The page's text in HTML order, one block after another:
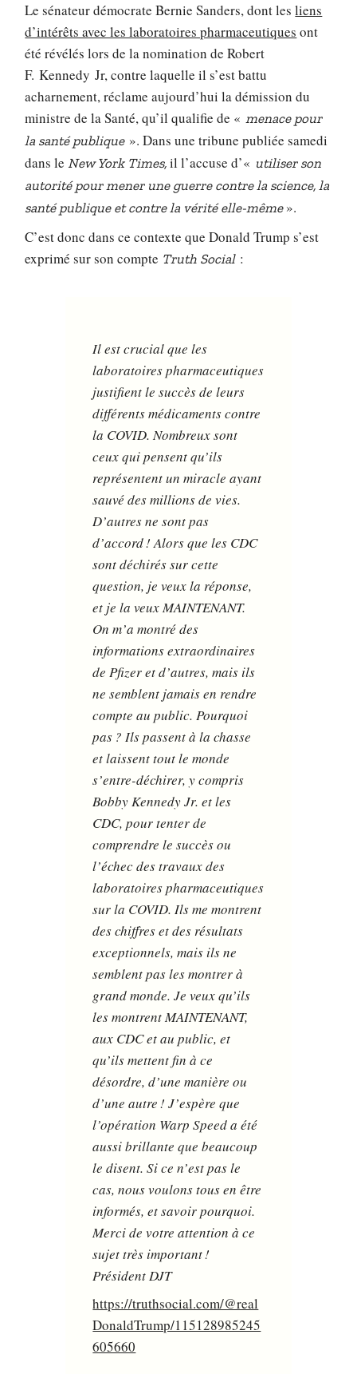
Le sénateur démocrate Bernie Sanders, dont lesliens
d’intérêts avec les laboratoires pharmaceutiques ont
été révélés lors de la nomination de Robert
F. Kennedy Jr, contre laquelle il s’est battu
acharnement, réclame aujourd’hui la démission du
ministre de la Santé, qu’il qualifie de «menace pour
la santé publique». Dans une tribune publiée samedi
dans le New York Times, il l’accuse d’« utiliser son
autorité pour mener une guerre contre la science, la
santé publique et contre la vérité elle-même ».
C’est donc dans ce contexte que Donald Trump s’est
exprimé sur son compte Truth Social:
Il est crucial que les
laboratoires pharmaceutiques
justifient le succès de leurs
différents médicaments contre
la COVID. Nombreux sont
ceux qui pensent qu’ils
représentent un miracle ayant
sauvé des millions de vies.
D’autres ne sont pas
d’accord ! Alors que les CDC
sont déchirés sur cette
question, je veux la réponse,
et je la veux MAINTENANT.
On m’a montré des
informations extraordinaires
de Pfizer et d’autres, mais ils
ne semblent jamais en rendre
compte au public. Pourquoi
pas ? Ils passent à la chasse
et laissent tout le monde
s’entre-déchirer, y compris
Bobby Kennedy Jr. et les
CDC, pour tenter de
comprendre le succès ou
l’échec des travaux des
laboratoires pharmaceutiques
sur la COVID. Ils me montrent
des chiffres et des résultats
exceptionnels, mais ils ne
semblent pas les montrer à
grand monde. Je veux qu’ils
les montrent MAINTENANT,
aux CDC et au public, et
qu’ils mettent fin à ce
désordre, d’une manière ou
d’une autre ! J’espère que
l’opération Warp Speed a été
aussi brillante que beaucoup
le disent. Si ce n’est pas le
cas, nous voulons tous en être
informés, et savoir pourquoi.
Merci de votre attention à ce
sujet très important !
Président DJT
https://truthsocial.com/@real
DonaldTrump/115128985245
605660